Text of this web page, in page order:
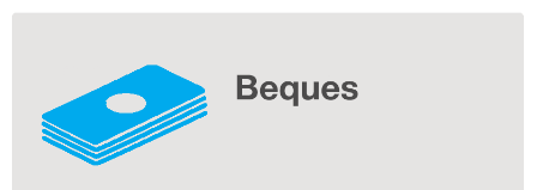
Informació
complementària